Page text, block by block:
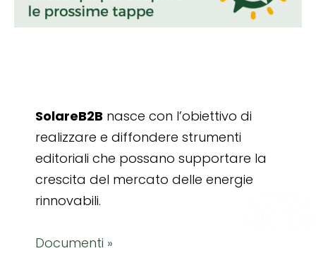
SolareB2B nasce con l’obiettivo di
realizzare e diffondere strumenti
editoriali che possano supportare la
crescita del mercato delle energie
rinnovabili.
Documenti »